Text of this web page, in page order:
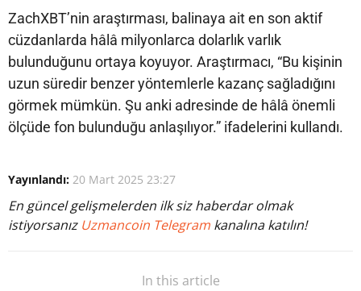
ZachXBT’nin araştırması, balinaya ait en son aktif
cüzdanlarda hâlâ milyonlarca dolarlık varlık
bulunduğunu ortaya koyuyor. Araştırmacı, “Bu kişinin
uzun süredir benzer yöntemlerle kazanç sağladığını
görmek mümkün. Şu anki adresinde de hâlâ önemli
ölçüde fon bulunduğu anlaşılıyor.” ifadelerini kullandı.
Yayınlandı: 20 Mart 2025 23:27
En güncel gelişmelerden ilk siz haberdar olmak
istiyorsanız Uzmancoin Telegram kanalına katılın!
In this article